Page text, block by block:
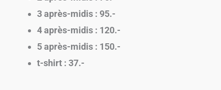
3 après-midis : 95.-
4 après-midis : 120.-
5 après-midis : 150.-
t-shirt : 37.-